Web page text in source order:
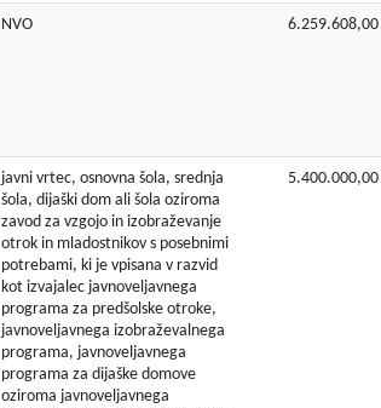
NVO 6.259.608,00
javni vrtec, osnovna šola, srednja
šola, dijaški dom ali šola oziroma
zavod za vzgojo in izobraževanje
otrok in mladostnikov s posebnimi
potrebami, ki je vpisana v razvid
kot izvajalec javnoveljavnega
programa za predšolske otroke,
javnoveljavnega izobraževalnega
programa, javnoveljavnega
programa za dijaške domove
oziroma javnoveljavnega
5.400.000,00